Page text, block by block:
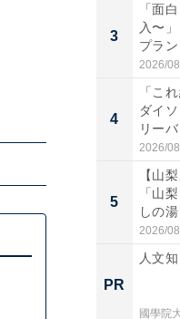
3
「面
入〜
プラ
題。“
2026/
4
「こ
ダイ
リー
わ...
2026/
5
【山
「山
しの
2026/
PR
人文
國學院